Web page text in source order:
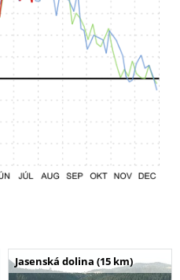
Jasenská dolina (15 km)